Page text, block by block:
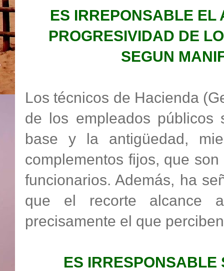
ES IRREPONSABLE EL
PROGRESIVIDAD DE
SEGUN
Los técnicos de Hacienda
de los empleados
base y la antigüedad,
complementos fijos, que
funcionarios. Además, ha
que el recorte alcance
precisamente el que
ES IRRESPONSABLE